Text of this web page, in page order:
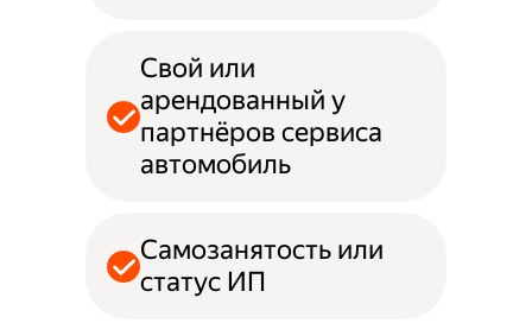
Свой или
арендованный у
партнёров сервиса
автомобиль
Самозанятость или
статус ИП